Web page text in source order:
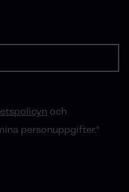
och
personuppgifter.*